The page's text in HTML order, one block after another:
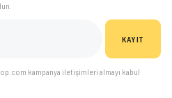
KAYIT
kampanya iletişimleri almayı kabul